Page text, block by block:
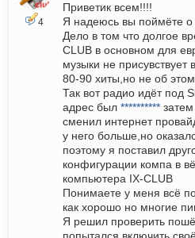
4
Приветик всем!!!!
Я надеюсь вы поймёте о
Дело в том что долгое
CLUB в основном для
музыки не
80-90 хиты,но не об этом
Так вот радио идёт под
адрес был **********
сменил интернет
у него больше,но
поэтому я поставил
конфигурации компа в
компьютера IX-CLUB
Понимаете у меня всё
как хорошо но многие
Я решил проверить